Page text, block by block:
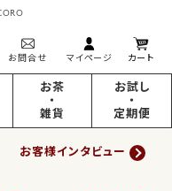
お問合せ マイページ カート
お茶
・
雑貨
お試し
・
定期便
お客様インタビュー